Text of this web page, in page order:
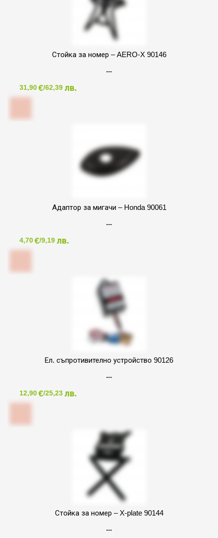
Стойка за номер – AERO-X 90146
31,90€/62,39 лв.
Адаптор за мигачи – Honda 90061
4,70€/9,19 лв.
Ел. съпротивително устройство 90126
12,90€/25,23 лв.
Стойка за номер – X-plate 90144